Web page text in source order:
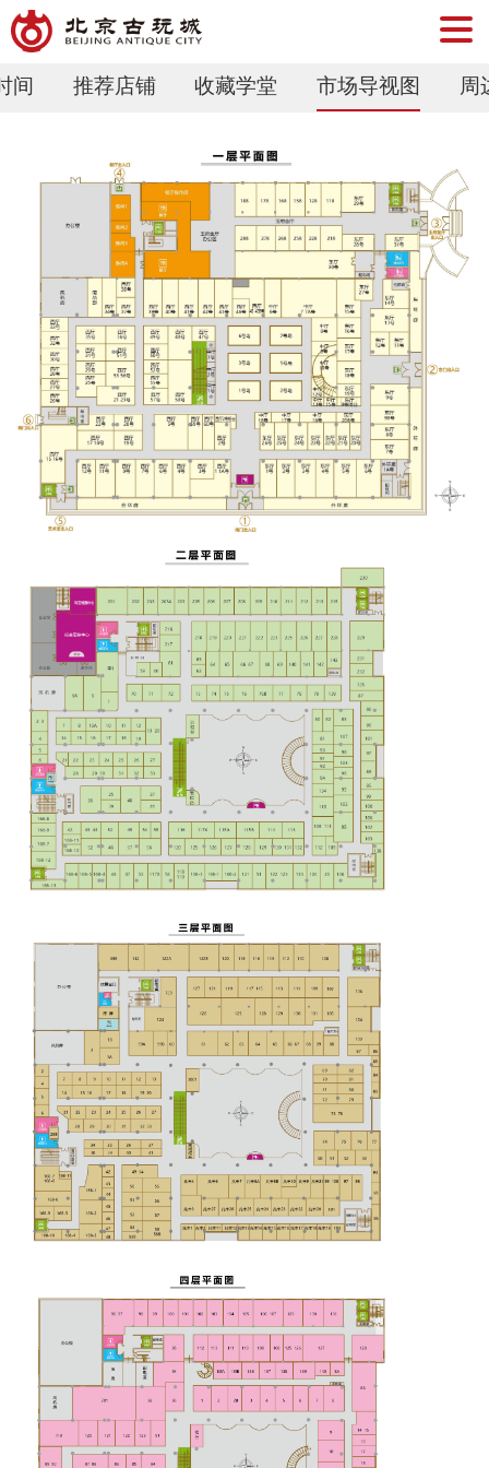
间 推荐店铺 收藏学堂 市场导视图 周